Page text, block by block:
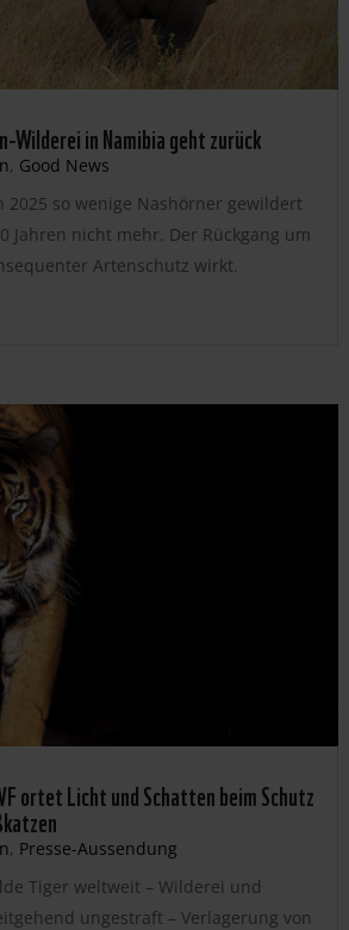
Wilderei in Namibia geht zurück
, Good News
so wenige Nashörner gewildert
Jahren nicht mehr. Der Rückgang um
Artenschutz wirkt.
ortet Licht und Schatten beim Schutz
, Presse-Aussendung
Tiger weltweit – Wilderei und
ungestraft – Verlagerung von